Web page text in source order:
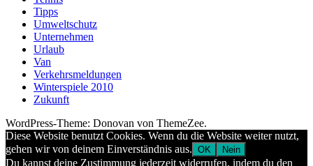
Tipps
Umweltschutz
Unternehmen
Urlaub
Van
Verkehrsmeldungen
Winterspiele 2010
Zukunft
WordPress-Theme: Donovan von ThemeZee.
Diese Website benutzt Cookies. Wenn du die Website weiter nutzt,
gehen wir von deinem Einverständnis aus. OK Nein
Du kannst deine Zustimmung jederzeit widerrufen, indem du den